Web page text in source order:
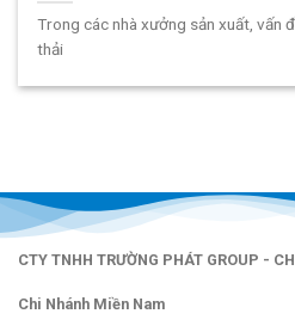
Trong các nhà xưởng sản xuất, vấn
thải
CTY TNHH TRƯỜNG PHÁT GROUP -
Chi Nhánh Miền Nam